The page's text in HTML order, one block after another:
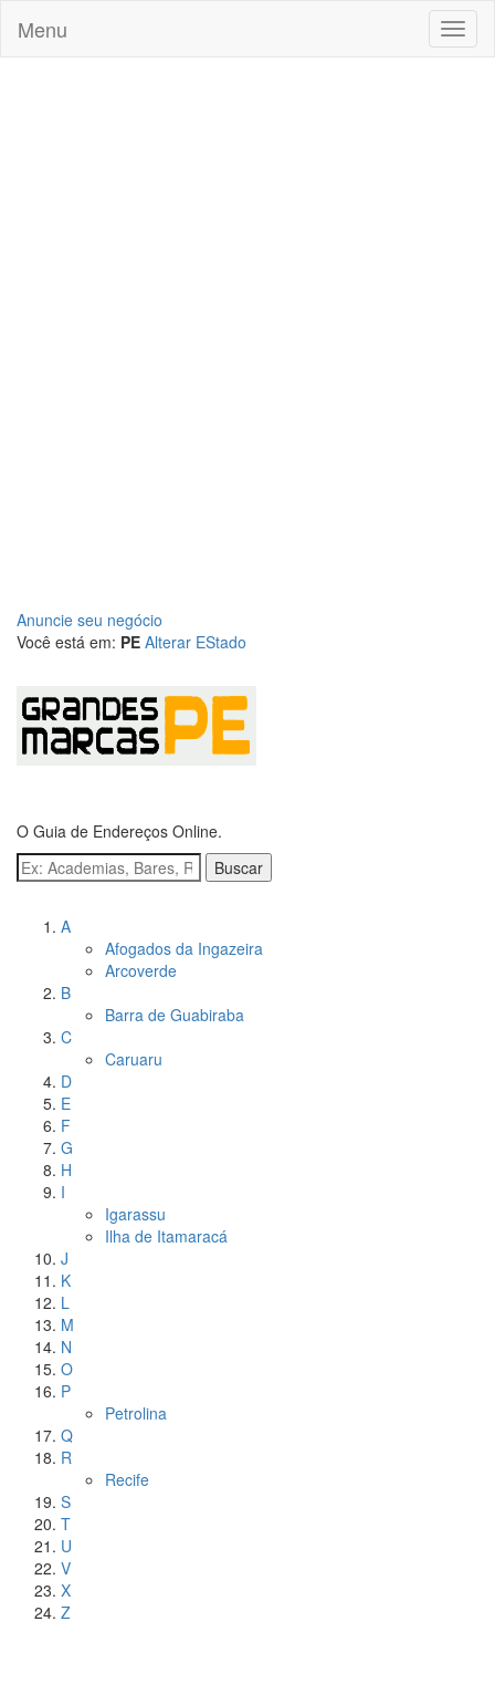
Menu
Anuncie seu negócio
Você está em: PE Alterar EStado
O Guia de Endereços Online.
Buscar
A
Afogados da Ingazeira
Arcoverde
B
Barra de Guabiraba
C
Caruaru
D
E
F
G
H
I
Igarassu
Ilha de Itamaracá
J
K
L
M
N
O
P
Petrolina
Q
R
Recife
S
T
U
V
X
Z